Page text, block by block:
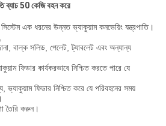
ব্যাচ 50 কেজি বহন করে
এক ধরনের উন্নত ভ্যাকুয়াম কনভেয়িং যন্ত্রপাতি।
বাল্ক সলিড, পেলেট, ট্যাবলেট এবং অন্যান্য
ফিডার কার্যকরভাবে নিশ্চিত করতে পারে যে
ফিডার নিশ্চিত করে যে পরিবহনের সময়
তৈরি করুন।